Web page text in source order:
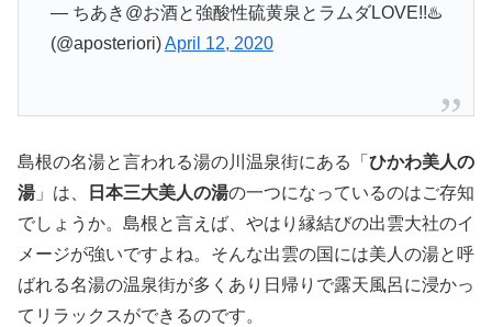
— ちあき@お酒と強酸性硫黄泉とラムダLOVE!!♨️
(@aposteriori)April 12, 2020
島根の名湯と言われる湯の川温泉街にある「 ひかわ美人の
湯」は、 日本三大美人の湯の一つになっているのはご存知
でしょうか。島根と言えば、やはり縁結びの出雲大社のイ
メージが強いですよね。そんな出雲の国には美人の湯と呼
ばれる名湯の温泉街が多くあり日帰りで露天風呂に浸かっ
てリラックスができるのです。